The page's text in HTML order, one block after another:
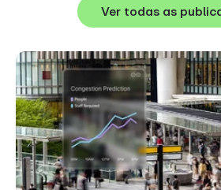
Ver todas as